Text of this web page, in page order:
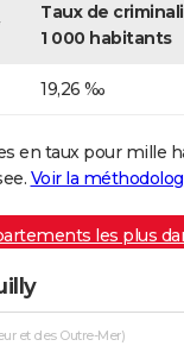
Taux de
1 000 habitants
19,26 ‰
en taux pour mille
Voir la
les plus
et des Outre-Mer)